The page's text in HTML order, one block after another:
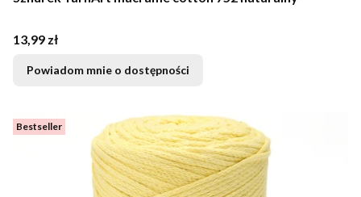
Cena
13,99 zł
Powiadom mnie o dostępności
Bestseller